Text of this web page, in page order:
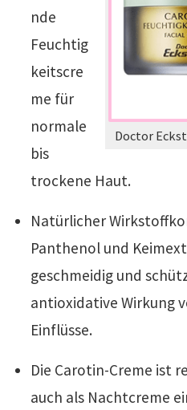
Doctor
nde
Feuchtig
keitscre
me für
normale
bis
trockene Haut.
Natürlicher
Panthenol und
geschmeidig und
antioxidative Wirkung
Einflüsse.
Die Carotin-Creme ist
auch als Nachtcreme